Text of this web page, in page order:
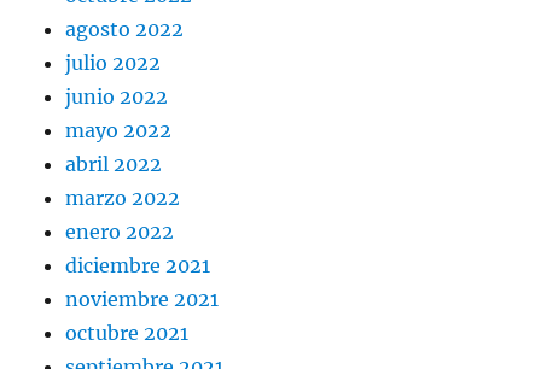
agosto 2022
julio 2022
junio 2022
mayo 2022
abril 2022
marzo 2022
enero 2022
diciembre 2021
noviembre 2021
octubre 2021